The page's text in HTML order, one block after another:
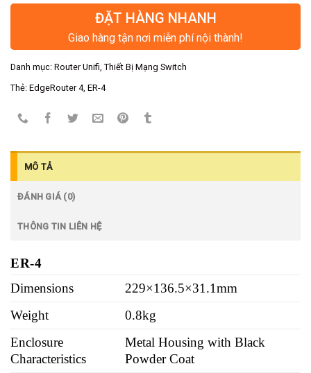
ĐẶT HÀNG NHANH
Giao hàng tận nơi miễn phí nội thành!
Danh mục: Router Unifi, Thiết Bị Mạng Switch
Thẻ: EdgeRouter 4, ER-4
MÔ TẢ
ĐÁNH GIÁ (0)
THÔNG TIN LIÊN HỆ
ER-4
Dimensions
229×136.5×31.1mm
Weight
0.8kg
Enclosure
Characteristics
Metal Housing with Black
Powder Coat